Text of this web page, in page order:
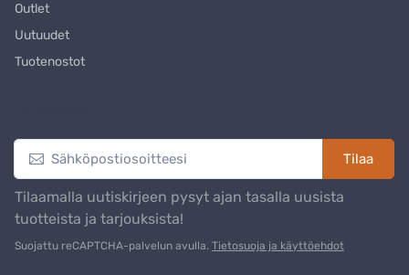
Outlet
Uutuudet
Tuotenostot
Tilaa
Tilaamalla uutiskirjeen pysyt ajan tasalla uusista
tuotteista ja tarjouksista!
Suojattu reCAPTCHA-palvelun avulla. Tietosuoja ja käyttöehdot